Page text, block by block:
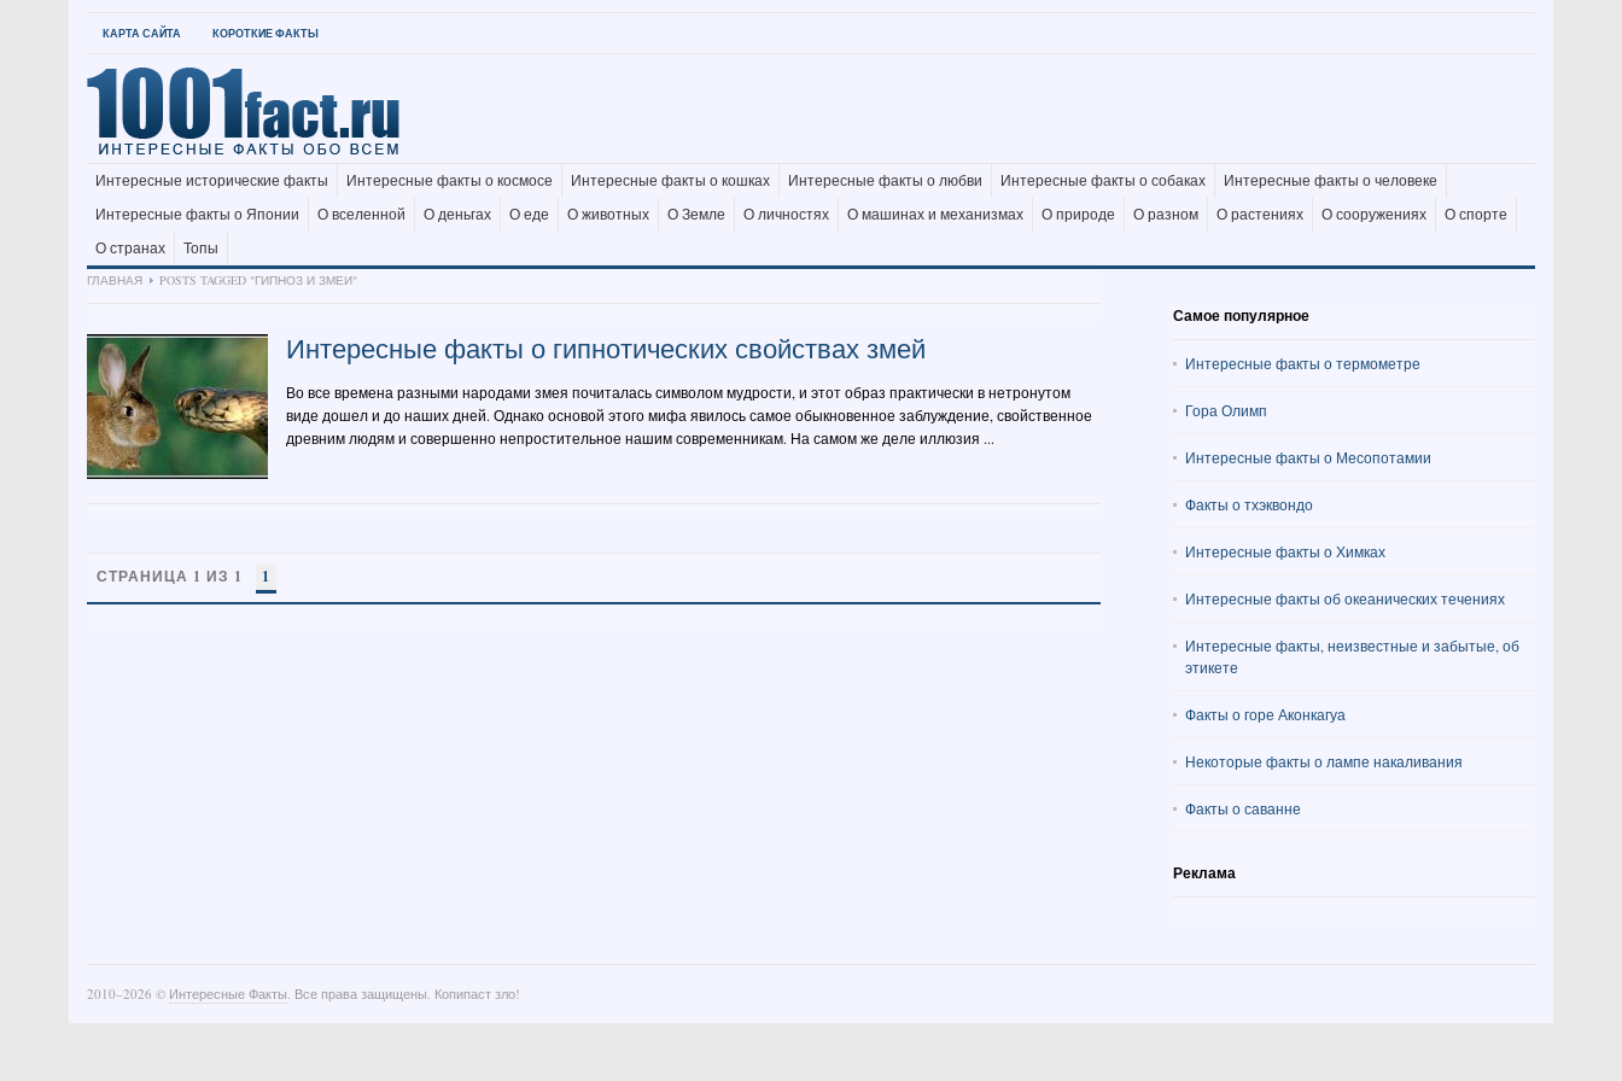
КАРТА САЙТА КОРОТКИЕ ФАКТЫ
Интересные исторические факты Интересные факты о космосе Интересные факты о кошках Интересные факты о любви Интересные факты о собаках
Интересные факты о человеке
Интересные факты о Японии
О вселенной О деньгах О еде О животных О Земле О личностях О машинах и механизмах О природе О разном О растениях О сооружениях
О спорте
О странах
Топы
ГЛАВНАЯ
POSTS TAGGED "ГИПНОЗ И ЗМЕИ"
Интересные факты о гипнотических свойствах змей
Во все времена разными народами змея почиталась символом мудрости, и этот образ практически в нетронутом
виде дошел и до наших дней. Однако основой этого мифа явилось самое обыкновенное заблуждение, свойственное
древним людям и совершенно непростительное нашим современникам. На самом же деле иллюзия ...
СТРАНИЦА 1 ИЗ 1 1
Самое популярное
Интересные факты о термометре
Гора Олимп
Интересные факты о Месопотамии
Факты о тхэквондо
Интересные факты о Химках
Интересные факты об океанических течениях
Интересные факты, неизвестные и забытые, об
этикете
Факты о горе Аконкагуа
Некоторые факты о лампе накаливания
Факты о саванне
Реклама
2010–2026 © Интересные Факты. Все права защищены. Копипаст зло!